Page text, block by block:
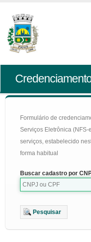
Formulário de
Serviços Eletrônica
serviços, estabelecido
forma habitual
Buscar cadastro por
Pesquisar